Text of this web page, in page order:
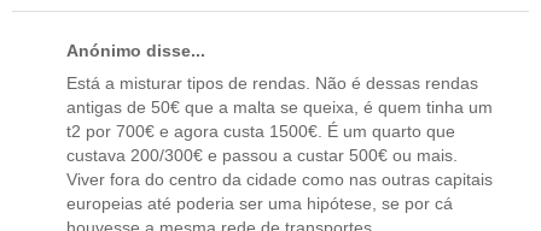
Anónimo disse...
Está a misturar tipos de rendas. Não é dessas rendas
antigas de 50€ que a malta se queixa, é quem tinha um
t2 por 700€ e agora custa 1500€. É um quarto que
custava 200/300€ e passou a custar 500€ ou mais.
Viver fora do centro da cidade como nas outras capitais
europeias até poderia ser uma hipótese, se por cá
houvesse a mesma rede de transportes.